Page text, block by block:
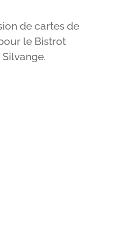
de cartes de
le Bistrot